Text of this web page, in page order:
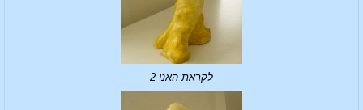
לקראת האני 2